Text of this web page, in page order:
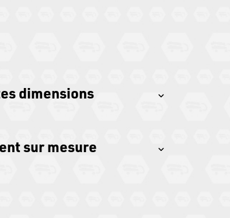
dimensions
sur mesure